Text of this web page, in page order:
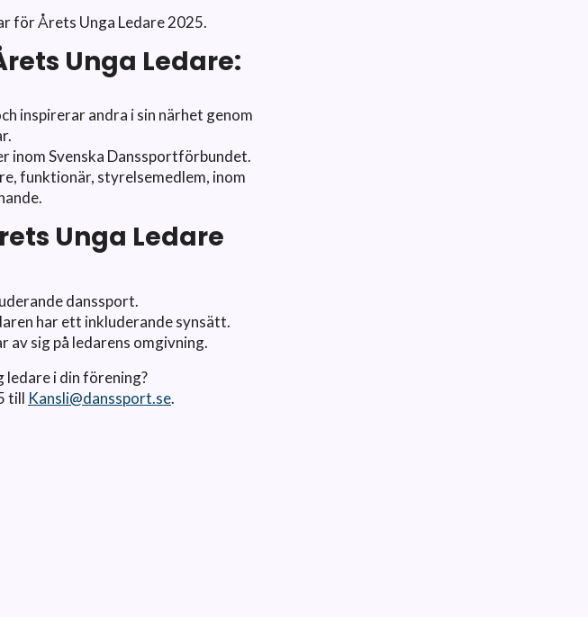
för Årets Unga Ledare 2025.
Unga Ledare:
inspirerar andra i sin närhet genom
inom Svenska Danssportförbundet.
funktionär, styrelsemedlem, inom
Unga Ledare
danssport.
har ett inkluderande synsätt.
av sig på ledarens omgivning.
ledare i din förening?
till Kansli@danssport.se.